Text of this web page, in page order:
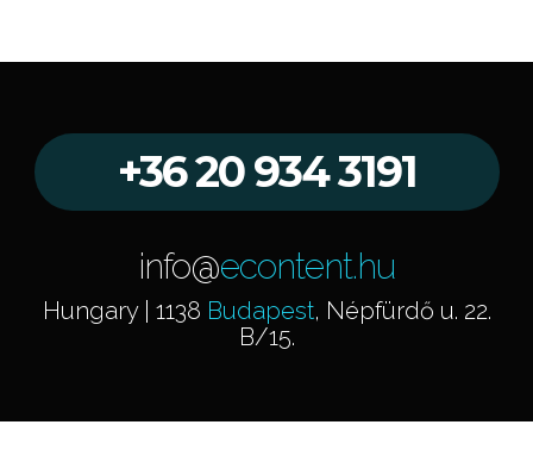
+36 20 934 3191
info@econtent.hu
Hungary | 1138 Budapest, Népfürdő u. 22.
B/15.